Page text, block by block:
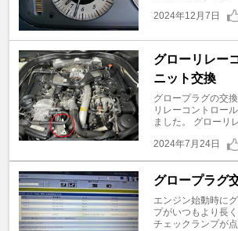
2024年12月7日
グローリレー
ニット交換
グロープラグの交
リレーコントロー
ました。 グローリ
2024年7月24日
グロープラグ
エンジン始動時に
プがいつもより長
チェックランプが